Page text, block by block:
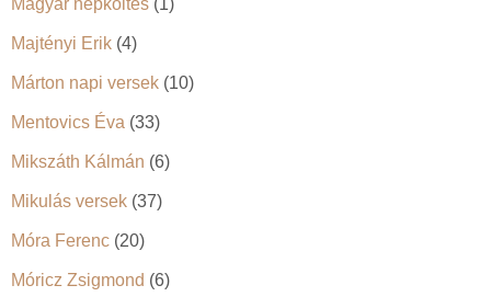
Majtényi Erik (4)
Márton napi versek (10)
Mentovics Éva (33)
Mikszáth Kálmán (6)
Mikulás versek (37)
Móra Ferenc (20)
Móricz Zsigmond (6)